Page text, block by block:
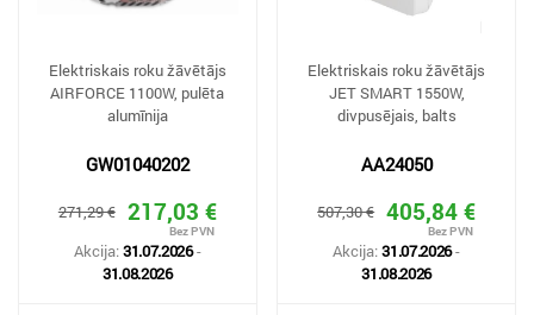
Elektriskais roku žāvētājs
AIRFORCE 1100W, pulēta
alumīnija
GW01040202
271,29 € 217,03 €
Akcija:31.07.2026-
31.08.2026
Elektriskais roku žāvētājs
JET SMART 1550W,
divpusējais, balts
AA24050
507,30 € 405,84 €
Akcija:31.07.2026-
31.08.2026